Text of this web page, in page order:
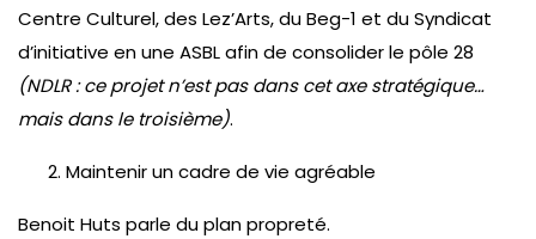
Centre Culturel, des Lez’Arts, du Beg-1 et du Syndicat
d’initiative en une ASBL afin de consolider le pôle 28
(NDLR : ce projet n’est pas dans cet axe stratégique…
mais dans le troisième).
Maintenir un cadre de vie agréable
Benoit Huts parle du plan propreté.